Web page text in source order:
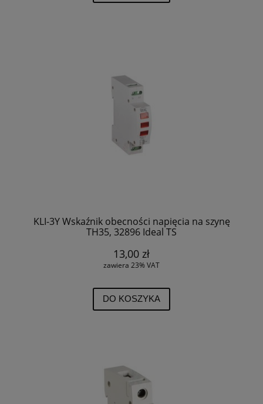
KLI-3Y Wskaźnik obecności napięcia na szynę
TH35, 32896 Ideal TS
13,00 zł
zawiera 23% VAT
DO KOSZYKA